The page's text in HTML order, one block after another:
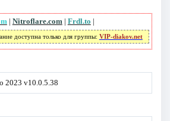
| Nitroflare.com| Frdl.to |
доступна только для группы: VIP-diakov.net
2023 v10.0.5.38